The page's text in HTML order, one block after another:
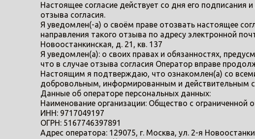
Настоящее согласие действует со дня его
отзыва согласия.
Я уведомлен(-а) о своём праве отозвать настоящее
направления такого отзыва по адресу электронной
Новоостанкинская, д. 21, кв. 137
Я уведомлен(а): о своих правах и обязанностях,
что в случае отзыва согласия Оператор вправе
Настоящим я подтверждаю, что ознакомлен(а) со
добровольным, информированным и действительным
Данные об операторе персональных данных:
Наименование организации: Общество с
ИНН: 9717049197
ОГРН: 5167746397891
Адрес оператора: 129075, г. Москва, ул. 2-я